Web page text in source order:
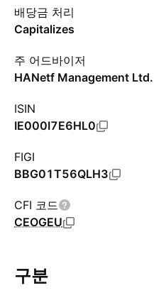
배당금 처리
Capitalizes
주 어드바이저
HANetf Management Ltd.
ISIN
IE000I7E6HL0
FIGI
BBG01T56QLH3
CFI 코드
CEOGEU
구분